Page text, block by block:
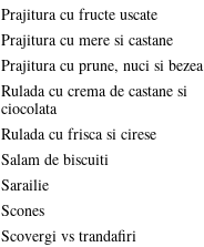
Prajitura cu fructe uscate
Prajitura cu mere si castane
Prajitura cu prune, nuci si bezea
Rulada cu crema de castane si
ciocolata
Rulada cu frisca si cirese
Salam de biscuiti
Sarailie
Scones
Scovergi vs trandafiri